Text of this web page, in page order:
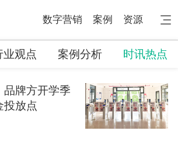
数字营销 案例 资源
业观点 案例分析 时讯热点
品牌方开学季
投放点